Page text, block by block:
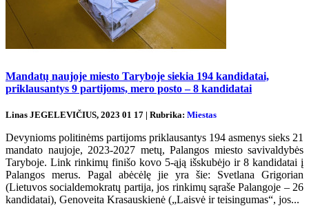
Mandatų naujoje miesto Taryboje siekia 194 kandidatai,
priklausantys 9 partijoms, mero posto – 8 kandidatai
Linas JEGELEVIČIUS, 2023 01 17 | Rubrika: Miestas
Devynioms politinėms partijoms priklausantys 194 asmenys sieks 21
mandato naujoje, 2023-2027 metų, Palangos miesto savivaldybės
Taryboje. Link rinkimų finišo kovo 5-ąją išskubėjo ir 8 kandidatai į
Palangos merus. Pagal abėcėlę jie yra šie: Svetlana Grigorian
(Lietuvos socialdemokratų partija, jos rinkimų sąraše Palangoje – 26
kandidatai), Genoveita Krasauskienė („Laisvė ir teisingumas“, jos...